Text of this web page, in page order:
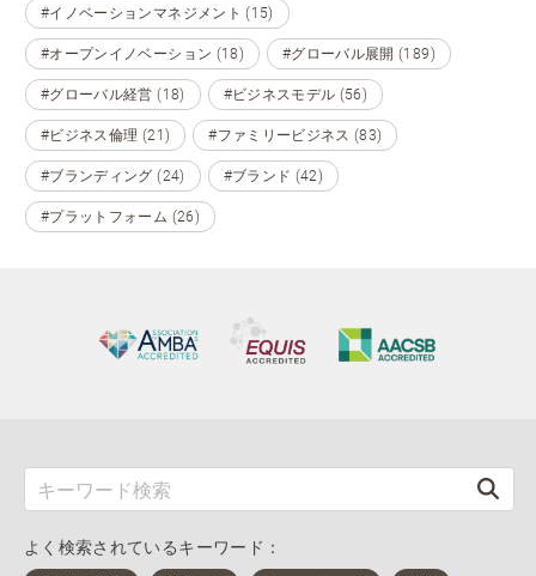
#イノベーションマネジメント (15)
#オープンイノベーション (18) #グローバル展開 (189)
#グローバル経営 (18) #ビジネスモデル (56)
#ビジネス倫理 (21) #ファミリービジネス (83)
#ブランディング (24) #ブランド (42)
#プラットフォーム (26)
よく検索されているキーワード：